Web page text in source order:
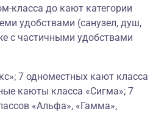
класса до кают категории
удобствами (санузел, душ,
с частичными удобствами
7 одноместных кают класса
каюты класса «Сигма»; 7
«Альфа», «Гамма»,